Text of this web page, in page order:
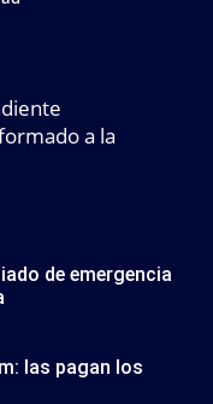
a la
de emergencia
las pagan los